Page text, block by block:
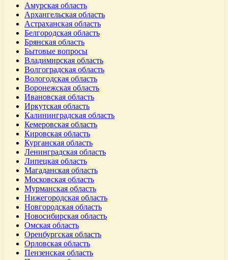
Амурская область
Архангельская область
Астраханская область
Белгородская область
Брянская область
Бытовые вопросы
Владимирская область
Волгоградская область
Вологодская область
Воронежская область
Ивановская область
Иркутская область
Калининградская область
Кемеровская область
Кировская область
Курганская область
Ленинградская область
Липецкая область
Магаданская область
Московская область
Мурманская область
Нижегородская область
Новгородская область
Новосибирская область
Омская область
Оренбургская область
Орловская область
Пензенская область